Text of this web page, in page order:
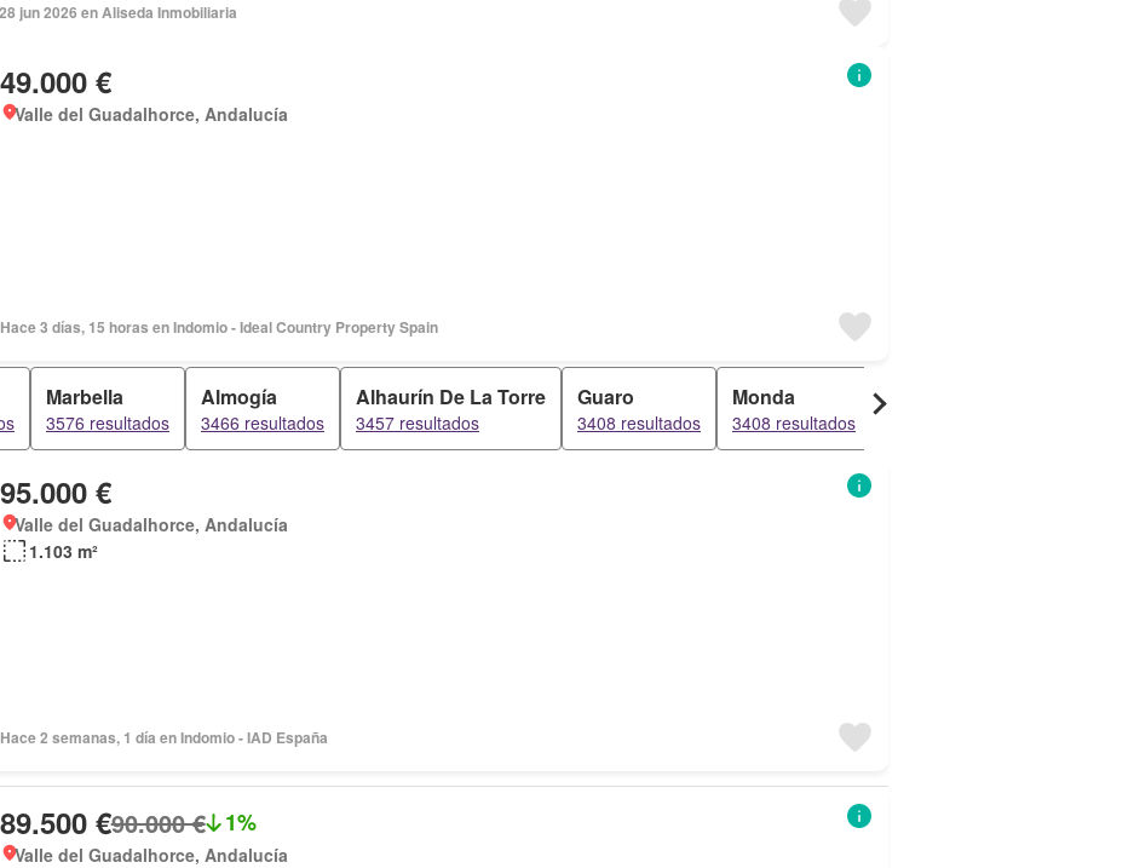
28 jun 2026 en Aliseda Inmobiliaria
49.000 €
Valle del Guadalhorce, Andalucía
Hace 3 días, 15 horas en Indomio - Ideal Country Property Spain
Marbella
3576 resultados
Almogía
3466 resultados
Alhaurín De La Torre
3457 resultados
Guaro
3408 resultados
Monda
3408 resultados
95.000 €
Valle del Guadalhorce, Andalucía
1.103 m²
Hace 2 semanas, 1 día en Indomio - IAD España
89.500 €90.000 € 1%
Valle del Guadalhorce, Andalucía